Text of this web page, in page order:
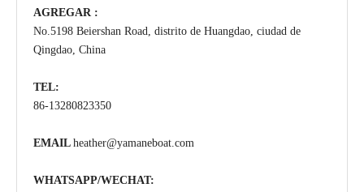
AGREGAR :
No.5198 Beiershan Road, distrito de Huangdao, ciudad de
Qingdao, China
TEL:
86-13280823350
EMAIL heather@yamaneboat.com
WHATSAPP/WECHAT: